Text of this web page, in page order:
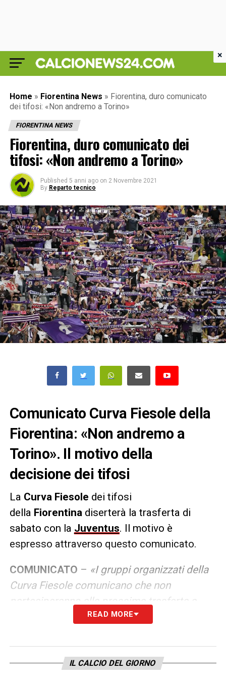
Home » Fiorentina News » Fiorentina, duro comunicato
dei tifosi: «Non andremo a Torino»
FIORENTINA NEWS
Fiorentina, duro comunicato dei
tifosi: «Non andremo a Torino»
Published 5 anni ago on 2 Novembre 2021
By Reparto tecnico
Comunicato Curva Fiesole della
Fiorentina: «Non andremo a
Torino». Il motivo della
decisione dei tifosi
La Curva Fiesole dei tifosi
della Fiorentina diserterà la trasferta di
sabato con la Juventus. Il motivo è
espresso attraverso questo comunicato.
COMUNICATO – «I gruppi organizzati della
Curva Fiesole comunicano che non
parteciperanno alla prossima trasferta a
Torino. La limitata capienza del settore
vendita on line (che scavalca le associazioni
del tifo organizzato) creano il serio rischio
READ MORE
IL CALCIO DEL GIORNO
×